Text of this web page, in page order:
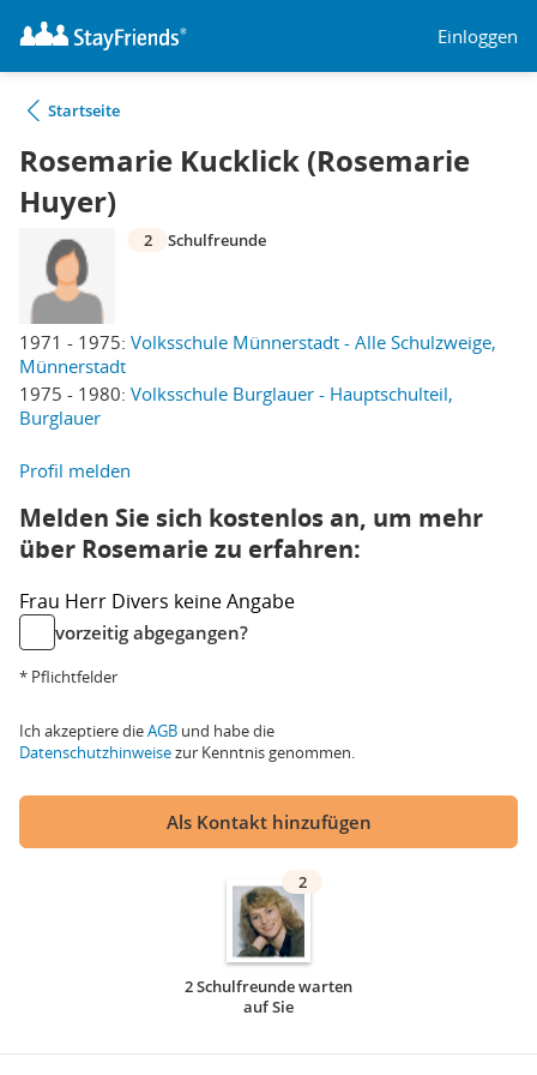
Einloggen
Startseite
Rosemarie Kucklick (Rosemarie
Huyer)
1971 - 1975: Volksschule Münnerstadt - Alle Schulzweige,
Münnerstadt
1975 - 1980: Volksschule Burglauer - Hauptschulteil,
Burglauer
2 Schulfreunde
Profil melden
Melden Sie sich kostenlos an, um mehr
über Rosemarie zu erfahren:
Frau Herr Divers keine Angabe
vorzeitig abgegangen?
* Pflichtfelder
Ich akzeptiere dieAGB und habe die
Datenschutzhinweisezur Kenntnis genommen.
Als Kontakt hinzufügen
2
2 Schulfreunde warten
auf Sie